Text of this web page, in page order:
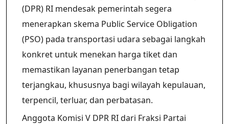
(DPR) RI mendesak pemerintah segera
menerapkan skema Public Service Obligation
(PSO) pada transportasi udara sebagai langkah
konkret untuk menekan harga tiket dan
memastikan layanan penerbangan tetap
terjangkau, khususnya bagi wilayah kepulauan,
terpencil, terluar, dan perbatasan.
Anggota Komisi V DPR RI dari Fraksi Partai